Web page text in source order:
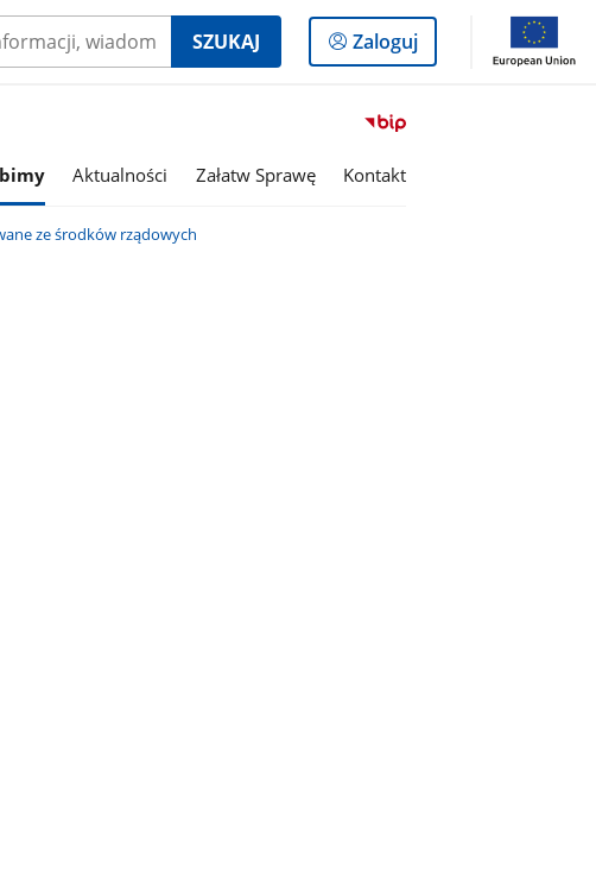
SZUKAJ
Logowanie
do
Zaloguj
Przejdź
serwisu
Aktualności Załatw Sprawę Kontakt
ze środków rządowych